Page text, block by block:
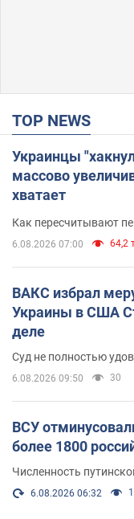
TOP NEWS
Украинцы
массово
хватает
Как пересчитывают
6.08.2026 07:00 64,2
ВАКС избрал
Украины в США
деле
Суд не полностью
6.08.2026 09:50 30
ВСУ
более 1800
Численность
6.08.2026 06:32